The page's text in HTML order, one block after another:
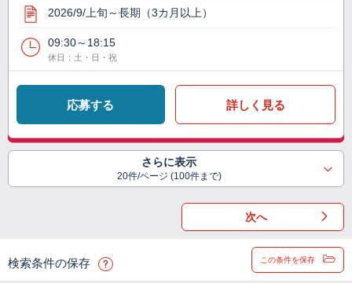
2026/9/上旬～長期（3カ月以上）
09:30～18:15
休日：土・日・祝
応募する 詳しく見る
さらに表示
20件/ページ (100件まで)
次へ
検索条件の保存 この条件を保存